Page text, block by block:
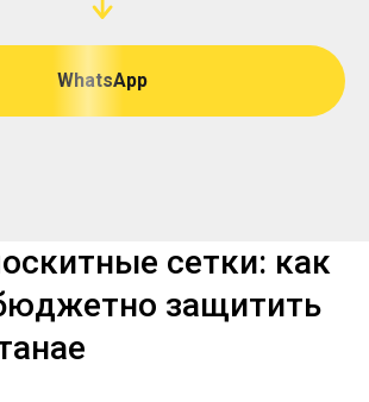
WhatsApp
сетки: как
защитить